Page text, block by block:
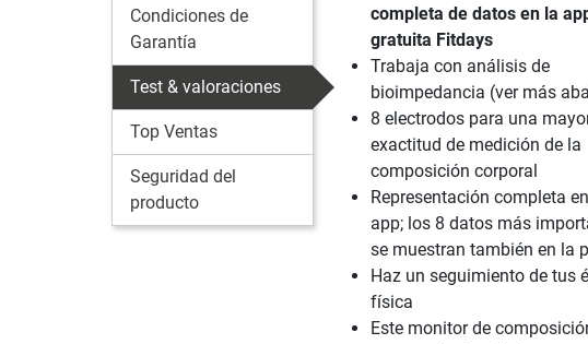
Condiciones de
Garantía
Test & valoraciones
Top Ventas
Seguridad del
producto
completa de datos en la
gratuita Fitdays
Trabaja con análisis de
bioimpedancia (ver más
8 electrodos para una
exactitud de medición de la
composición corporal
Representación completa
app; los 8 datos más
se muestran también en la
Haz un seguimiento de tus
física
Este monitor de